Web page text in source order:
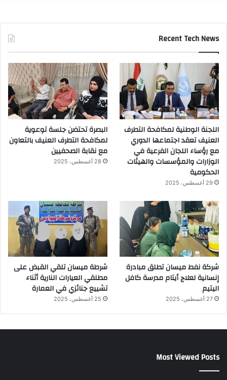
Recent Tech News
اللجنة الوطنية لمكافحة التطرف
العنيف تعقد اجتماعها الدوري
مع رؤساء اللجان الفرعية في
الوزارات والمؤسسات والهيئات
الحكومية
29 أغسطس، 2025
البصرة تحتضن جلسة توعوية
لمكافحة التطرف العنيف بالتعاون
مع نقابة الصحفيين
28 أغسطس، 2025
شركة نفط ميسان تطلق مبادرة
إنسانية لعلاج أيتام مدرسة كافل
اليتيم
27 أغسطس، 2025
شرطة ميسان تلقي القبض على
مطلقي العيارات النارية أثناء
تشييع جنائزي في العمارة
25 أغسطس، 2025
Most Viewed Posts